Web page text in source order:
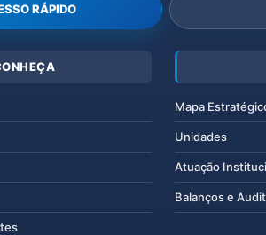
RÁPIDO
Mapa
Unidades
Atuação
Balanços e